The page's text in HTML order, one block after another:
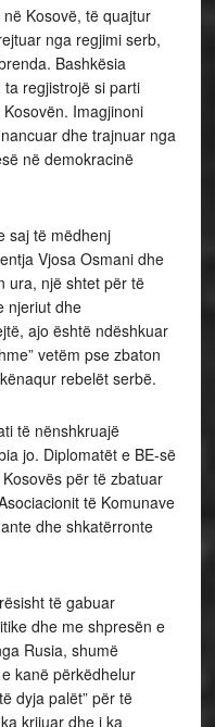
Kosovë, të quajtur
nga regjimi serb,
Bashkësia
regjistrojë si parti
Imagjinoni
dhe trajnuar nga
në demokracinë
saj të mëdhenj
Vjosa Osmani dhe
ura, një shtet për të
njeriut dhe
ajo është ndëshkuar
vetëm pse zbaton
rebelët serbë.
të nënshkruajë
jo. Diplomatët e BE-së
për të zbatuar
të Komunave
dhe shkatërronte
të gabuar
dhe me shpresën e
Rusia, shumë
kanë përkëdhelur
dyja palët” për të
krijuar dhe i ka